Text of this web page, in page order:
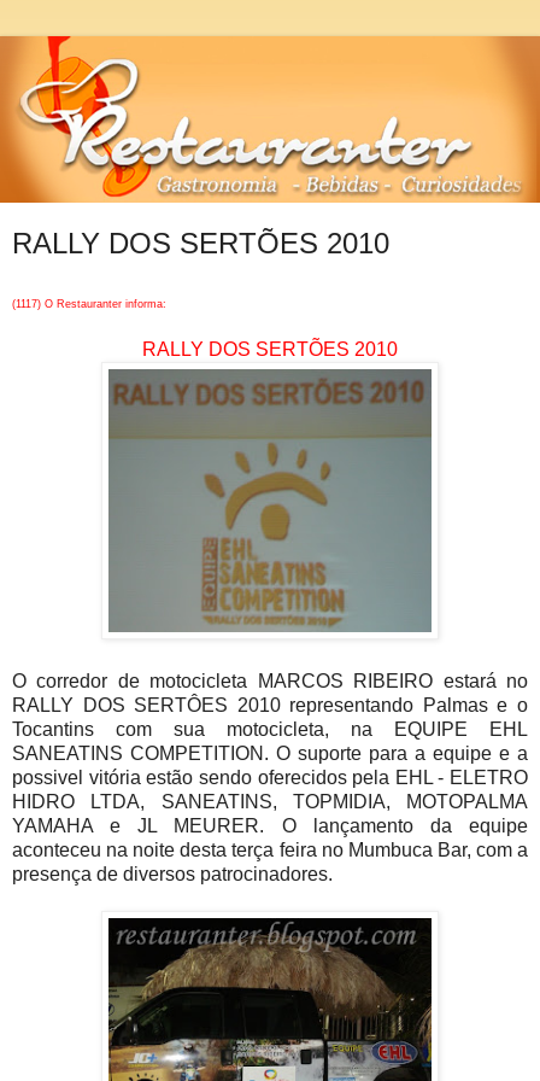
RALLY DOS SERTÕES 2010
(1117) O Restauranter informa:
RALLY DOS SERTÕES 2010
O corredor de motocicleta MARCOS RIBEIRO estará no
RALLY DOS SERTÔES 2010 representando Palmas e o
Tocantins com sua motocicleta, na EQUIPE EHL
SANEATINS COMPETITION. O suporte para a equipe e a
possivel vitória estão sendo oferecidos pela EHL - ELETRO
HIDRO LTDA, SANEATINS, TOPMIDIA, MOTOPALMA
YAMAHA e JL MEURER. O lançamento da equipe
aconteceu na noite desta terça feira no Mumbuca Bar, com a
presença de diversos patrocinadores.